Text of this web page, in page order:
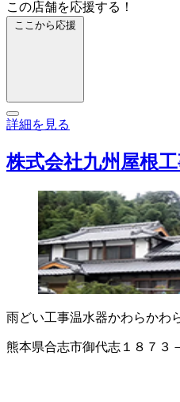
この店舗を応援する！
ここから応援
詳細を見る
株式会社九州屋根
雨どい工事温水器かわらかわ
熊本県合志市御代志１８７３